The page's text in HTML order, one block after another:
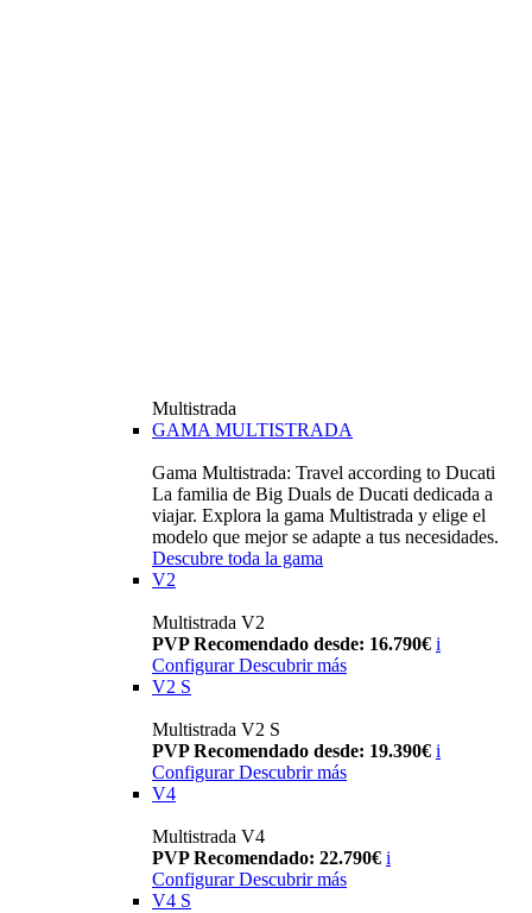
Multistrada
GAMA MULTISTRADA
Gama Multistrada: Travel according to Ducati
La familia de Big Duals de Ducati dedicada a
viajar. Explora la gama Multistrada y elige el
modelo que mejor se adapte a tus necesidades.
Descubre toda la gama
V2
Multistrada V2
PVP Recomendado desde: 16.790€ i
Configurar Descubrir más
V2 S
Multistrada V2 S
PVP Recomendado desde: 19.390€ i
Configurar Descubrir más
V4
Multistrada V4
PVP Recomendado: 22.790€ i
Configurar Descubrir más
V4 S